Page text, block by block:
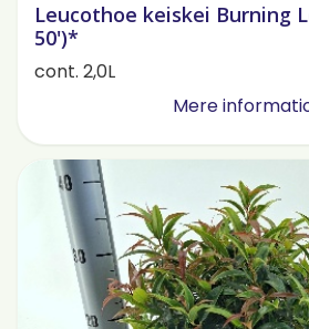
Leucothoe keiskei Burning
50')*
cont. 2,0L
Mere